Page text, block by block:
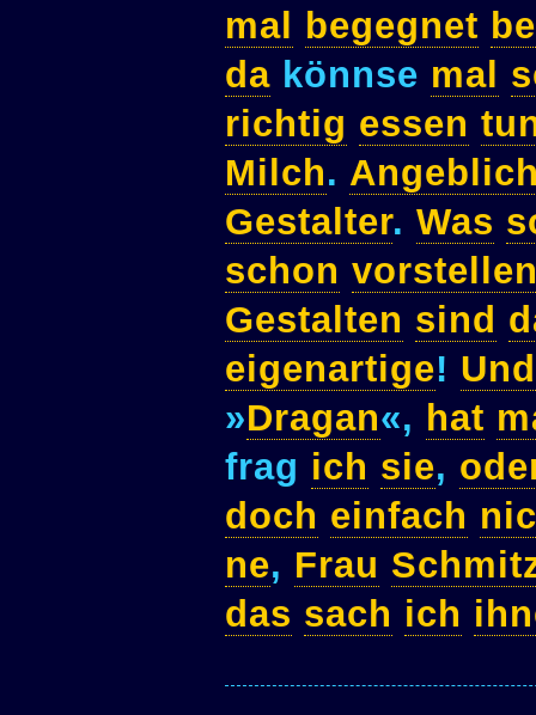
mal
begegnet
da könnse mal
richtig essen
Milch.
Gestalter. Was
schon
Gestalten sind
eigenartige! Und
»Dragan«, hat
frag ich sie,
doch einfach
ne, Frau
das sach ich